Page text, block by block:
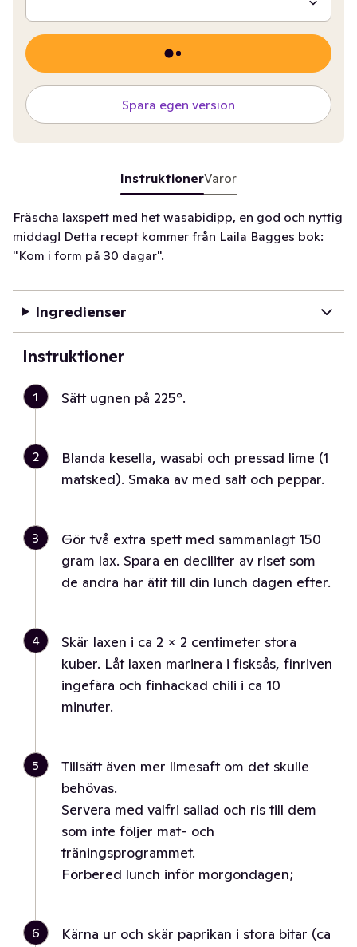
Spara egen version
InstruktionerVaror
Fräscha laxspett med het wasabidipp, en god och nyttig
middag! Detta recept kommer från Laila Bagges bok:
"Kom i form på 30 dagar".
Ingredienser
Instruktioner
1 Sätt ugnen på 225°.
2
Blanda kesella, wasabi och pressad lime (1
matsked). Smaka av med salt och peppar.
3
Gör två extra spett med sammanlagt 150
gram lax. Spara en deciliter av riset som
de andra har ätit till din lunch dagen efter.
4
Skär laxen i ca 2 × 2 centimeter stora
kuber. Låt laxen marinera i fisksås, finriven
ingefära och finhackad chili i ca 10
minuter.
5
Tillsätt även mer limesaft om det skulle
behövas.
Servera med valfri sallad och ris till dem
som inte följer mat- och
träningsprogrammet.
Förbered lunch inför morgondagen;
6
Kärna ur och skär paprikan i stora bitar (ca